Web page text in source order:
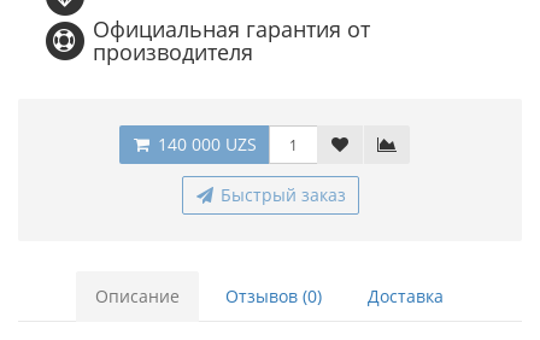
Официальная гарантия от
производителя
140 000 UZS
Быстрый заказ
Описание Отзывов (0) Доставка